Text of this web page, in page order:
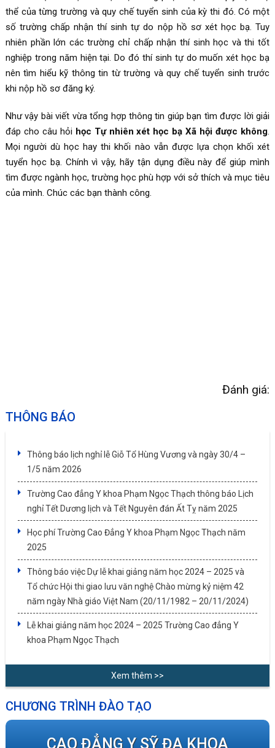
thể của từng trường và quy chế tuyển sinh của kỳ thi đó. Có một
số trường chấp nhận thí sinh tự do nộp hồ sơ xét học bạ. Tuy
nhiên phần lớn các trường chỉ chấp nhận thí sinh học và thi tốt
nghiệp trong năm hiện tại. Do đó thí sinh tự do muốn xét học bạ
nên tìm hiểu kỹ thông tin từ trường và quy chế tuyển sinh trước
khi nộp hồ sơ đăng ký.
Như vậy bài viết vừa tổng hợp thông tin giúp bạn tìm được lời giải
đáp cho câu hỏi học Tự nhiên xét học bạ Xã hội được không.
Mọi người dù học hay thi khối nào vẫn được lựa chọn khối xét
tuyển học bạ. Chính vì vậy, hãy tận dụng điều này để giúp mình
tìm được ngành học, trường học phù hợp với sở thích và mục tiêu
của mình. Chúc các bạn thành công.
Đánh giá:
THÔNG BÁO
Thông báo lịch nghỉ lễ Giỗ Tổ Hùng Vương và ngày 30/4 –
1/5 năm 2026
Trường Cao đẳng Y khoa Phạm Ngọc Thạch thông báo Lịch
nghỉ Tết Dương lịch và Tết Nguyên đán Ất Tỵ năm 2025
Học phí Trường Cao Đẳng Y khoa Phạm Ngọc Thạch năm
2025
Thông báo việc Dự lễ khai giảng năm học 2024 – 2025 và
Tổ chức Hội thi giao lưu văn nghệ Chào mừng kỷ niệm 42
năm ngày Nhà giáo Việt Nam (20/11/1982 – 20/11/2024)
Lễ khai giảng năm học 2024 – 2025 Trường Cao đẳng Y
khoa Phạm Ngọc Thạch
Xem thêm >>
CHƯƠNG TRÌNH ĐÀO TẠO
CAO ĐẲNG Y SỸ ĐA KHOA